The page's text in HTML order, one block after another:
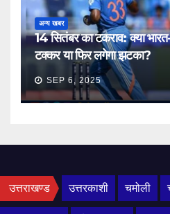
अन्य खबर
14 सितंबर का टकराव: क्या
टक्कर या फिर लगेगा झटका?
SEP 6, 2025
उत्तराखण्ड उत्तरकाशी चमोली